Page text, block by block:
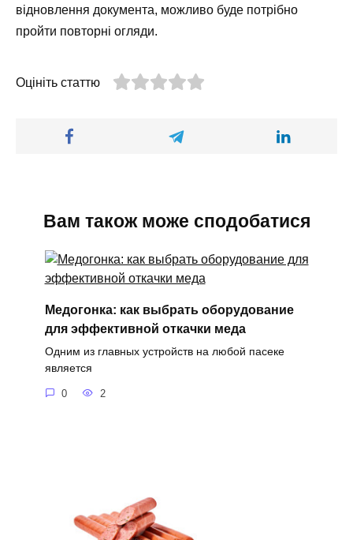
відновлення документа, можливо буде потрібно
пройти повторні огляди.
Оцініть статтю
Вам також може сподобатися
Медогонка: как выбрать оборудование
для эффективной откачки меда
Одним из главных устройств на любой пасеке
является
0 2